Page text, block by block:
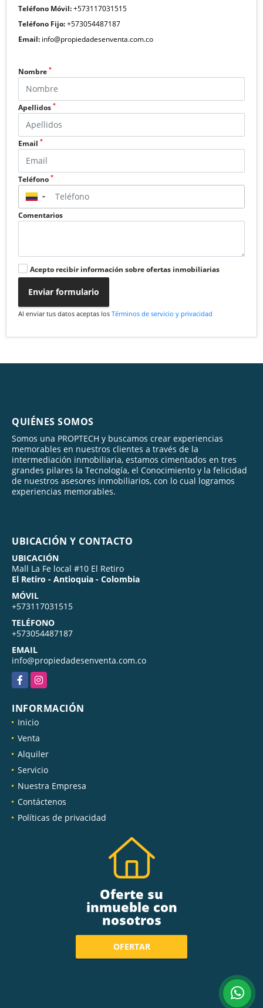
Teléfono Móvil:+573117031515
Teléfono Fijo:+573054487187
Email: info@propiedadesenventa.com.co
Nombre *
Apellidos *
Email *
Teléfono *
▼
Comentarios
Acepto recibir información sobre ofertas inmobiliarias
Enviar formulario
Al enviar tus datos aceptas los Términos de servicio y privacidad
QUIÉNES SOMOS
Somos una PROPTECH y buscamos crear experiencias
memorables en nuestros clientes a través de la
intermediación inmobiliaria, estamos cimentados en tres
grandes pilares la Tecnología, el Conocimiento y la felicidad
de nuestros asesores inmobiliarios, con lo cual logramos
experiencias memorables.
UBICACIÓN Y CONTACTO
UBICACIÓN
Mall La Fe local #10 El Retiro
El Retiro - Antioquia - Colombia
MÓVIL
+573117031515
TELÉFONO
+573054487187
EMAIL
info@propiedadesenventa.com.co
FacebookInstagram
INFORMACIÓN
Inicio
Venta
Alquiler
Servicio
Nuestra Empresa
Contáctenos
Políticas de privacidad
Oferte su
inmueble con
nosotros
OFERTAR